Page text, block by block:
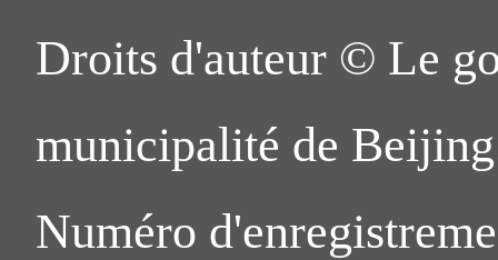
Droits d'auteur © Le
municipalité de
Numéro